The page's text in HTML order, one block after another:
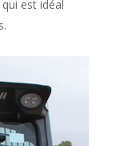
est idéal